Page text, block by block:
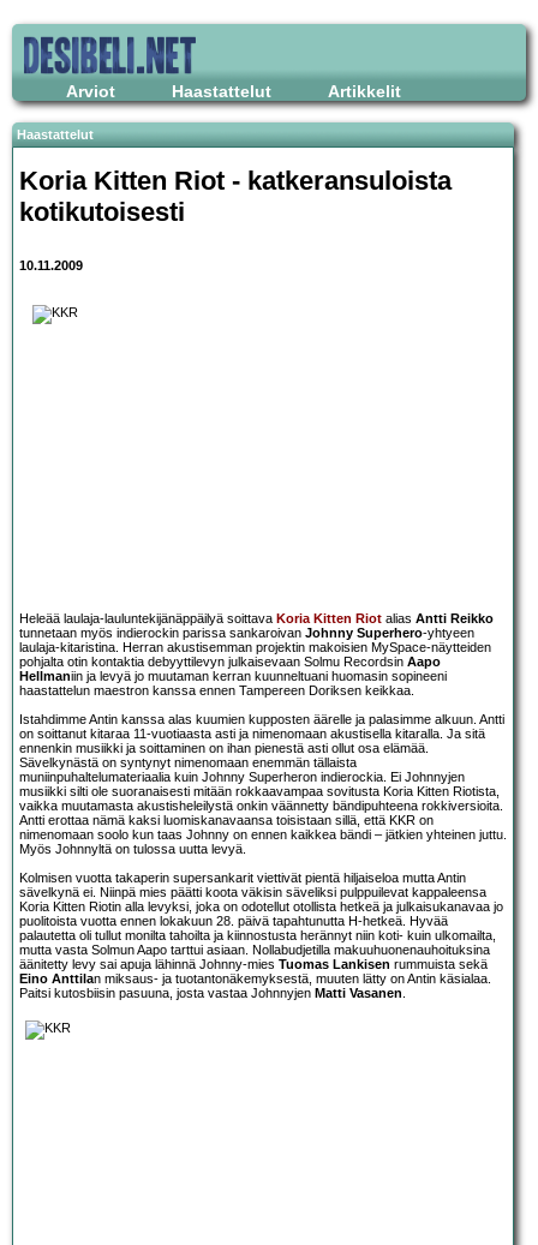
Arviot Haastattelut Artikkelit
Haastattelut
Koria Kitten Riot - katkeransuloista
kotikutoisesti
10.11.2009
Heleää laulaja-lauluntekijänäppäilyä soittava Koria Kitten Riot alias Antti Reikko
tunnetaan myös indierockin parissa sankaroivan Johnny Superhero-yhtyeen
laulaja-kitaristina. Herran akustisemman projektin makoisien MySpace-näytteiden
pohjalta otin kontaktia debyyttilevyn julkaisevaan Solmu Recordsin Aapo
Hellmaniin ja levyä jo muutaman kerran kuunneltuani huomasin sopineeni
haastattelun maestron kanssa ennen Tampereen Doriksen keikkaa.
Istahdimme Antin kanssa alas kuumien kupposten äärelle ja palasimme alkuun. Antti
on soittanut kitaraa 11-vuotiaasta asti ja nimenomaan akustisella kitaralla. Ja sitä
ennenkin musiikki ja soittaminen on ihan pienestä asti ollut osa elämää.
Sävelkynästä on syntynyt nimenomaan enemmän tällaista
muniinpuhaltelumateriaalia kuin Johnny Superheron indierockia. Ei Johnnyjen
musiikki silti ole suoranaisesti mitään rokkaavampaa sovitusta Koria Kitten Riotista,
vaikka muutamasta akustisheleilystä onkin väännetty bändipuhteena rokkiversioita.
Antti erottaa nämä kaksi luomiskanavaansa toisistaan sillä, että KKR on
nimenomaan soolo kun taas Johnny on ennen kaikkea bändi – jätkien yhteinen juttu.
Myös Johnnyltä on tulossa uutta levyä.
Kolmisen vuotta takaperin supersankarit viettivät pientä hiljaiseloa mutta Antin
sävelkynä ei. Niinpä mies päätti koota väkisin säveliksi pulppuilevat kappaleensa
Koria Kitten Riotin alla levyksi, joka on odotellut otollista hetkeä ja julkaisukanavaa jo
puolitoista vuotta ennen lokakuun 28. päivä tapahtunutta H-hetkeä. Hyvää
palautetta oli tullut monilta tahoilta ja kiinnostusta herännyt niin koti- kuin ulkomailta,
mutta vasta Solmun Aapo tarttui asiaan. Nollabudjetilla makuuhuonenauhoituksina
äänitetty levy sai apuja lähinnä Johnny-mies Tuomas Lankisen rummuista sekä
Eino Anttilan miksaus- ja tuotantonäkemyksestä, muuten lätty on Antin käsialaa.
Paitsi kutosbiisin pasuuna, josta vastaa Johnnyjen Matti Vasanen.